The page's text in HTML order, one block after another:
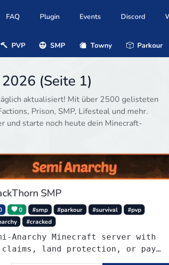
FAQ Plugin Events Discord
PVP SMP Towny Parkour
(Seite 1)
aktualisiert! Mit über 2500 gelisteten
Prison, SMP, Lifesteal und mehr.
und starte noch heute dein Minecraft-
SMP
0 #smp #parkour #survival
#pvp
#cracked
Anarchy Minecraft server with
claims, land protection, or pay-